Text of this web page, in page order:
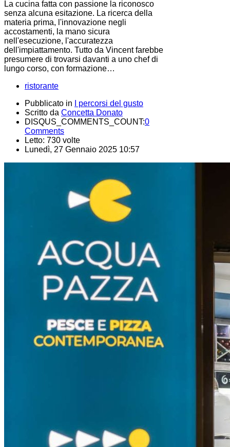
La cucina fatta con passione la riconosco
senza alcuna esitazione. La ricerca della
materia prima, l'innovazione negli
accostamenti, la mano sicura
nell'esecuzione, l'accuratezza
dell'impiattamento. Tutto da Vincent farebbe
presumere di trovarsi davanti a uno chef di
lungo corso, con formazione…
ristorante
Pubblicato in
I percorsi del gusto
Scritto da Concetta Donato
DISQUS_COMMENTS_COUNT:0
Comments
Letto: 730 volte
Lunedì, 27 Gennaio 2025 10:57